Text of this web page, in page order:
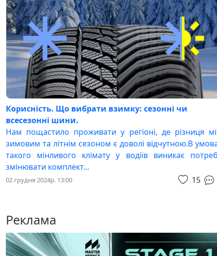
Корисність. Що вибрати взимку: сезонні чи
всесезонні шини.
Нам пощастило проживати у регіоні, де різниця
зимовим та літнім сезоном є доволі відчутною.В
такого мінливого клімату у водіїв виникає
змінювати комплект...
02 грудня 2024р. 13:00 15
Реклама